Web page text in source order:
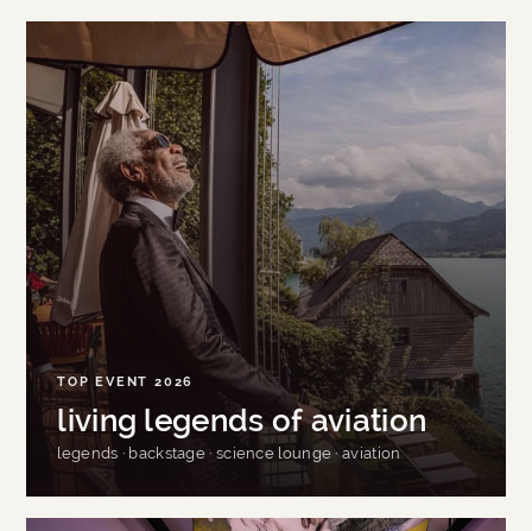
TOP EVENT 2026
living legends of aviation
legends · backstage · science lounge · aviation